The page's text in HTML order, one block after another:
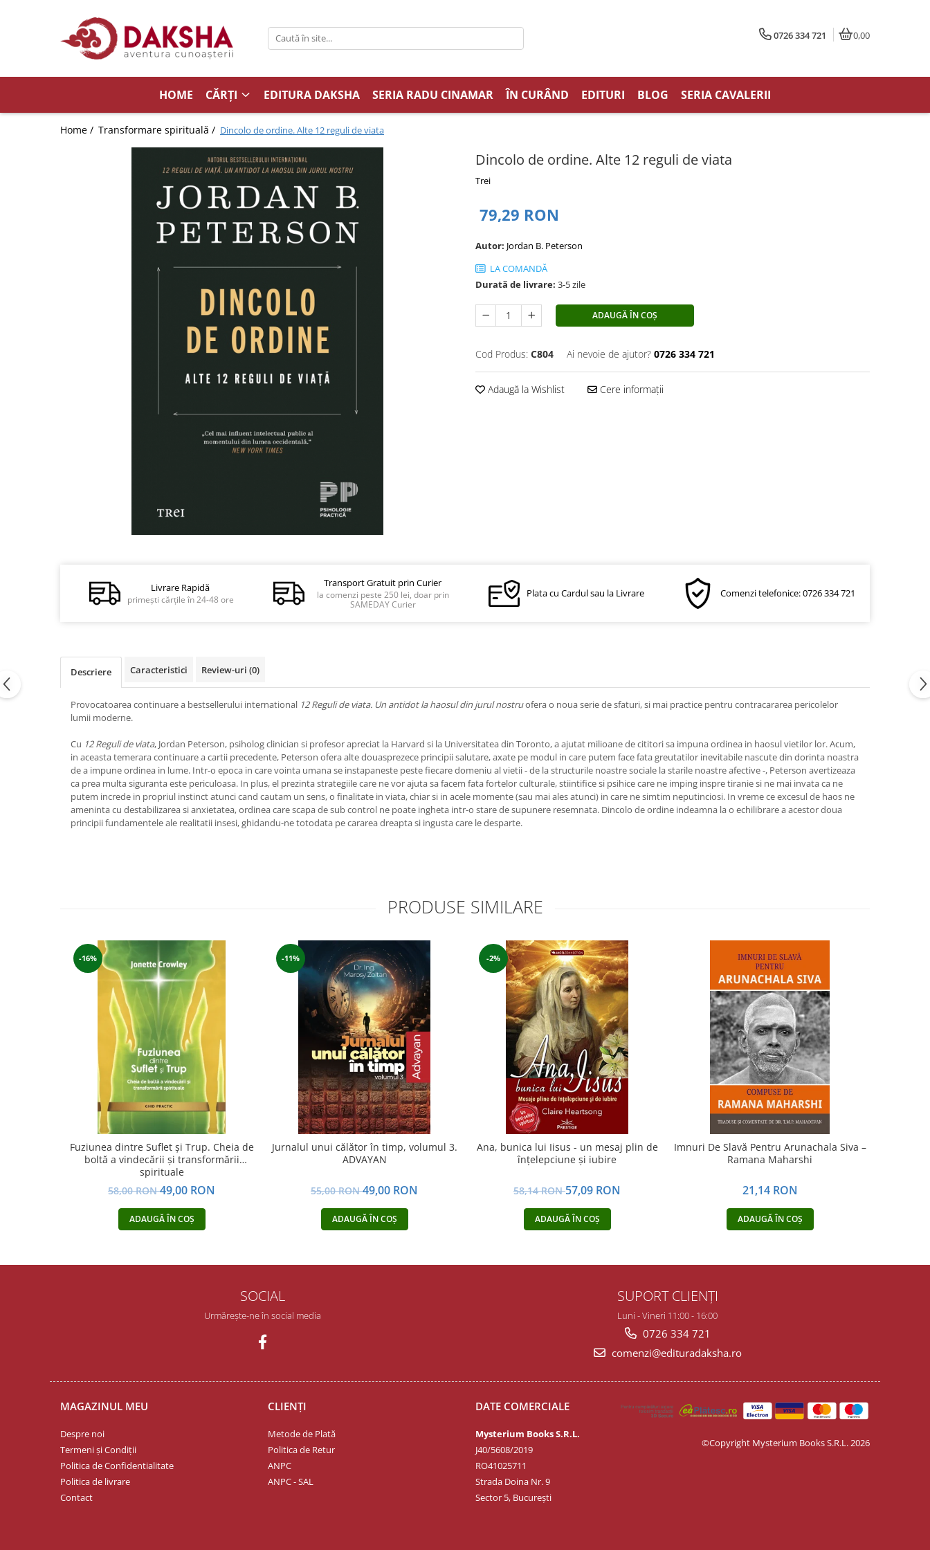
Editura Daksha
Seria Anton Parks
Relații de cuplu
Erotism
Psihologie practică
Lumea îngerilor
Seria Masaru Emoto
Inspiraţie divină
Spiritualitate şi ştiinţă
0726 334 721 0,00
HOME CĂRȚI EDITURA DAKSHA SERIA RADU CINAMAR ÎN CURÂND EDITURI BLOG SERIA CAVALERII
Home / Transformare spirituală / Dincolo de ordine. Alte 12 reguli de viata
Dincolo de ordine. Alte 12 reguli de viata
Trei
79,29 RON
Autor: Jordan B. Peterson
LA COMANDĂ
Durată de livrare: 3-5 zile
ADAUGĂ ÎN COȘ
Cod Produs: C804 Ai nevoie de ajutor? 0726 334 721
Adaugă la Wishlist Cere informații
Livrare Rapidă
primești cărțile în 24-48 ore
Transport Gratuit prin Curier
la comenzi peste 250 lei, doar prin
SAMEDAY Curier
Plata cu Cardul sau la Livrare Comenzi telefonice: 0726 334 721
Descriere Caracteristici Review-uri (0)
Provocatoarea continuare a bestsellerului international 12 Reguli de viata. Un antidot la haosul din jurul nostruofera o noua serie de sfaturi, si mai practice pentru contracararea pericolelor
lumii moderne.
Cu 12 Reguli de viata, Jordan Peterson, psiholog clinician si profesor apreciat la Harvard si la Universitatea din Toronto, a ajutat milioane de cititori sa impuna ordinea in haosul vietilor lor. Acum,
in aceasta temerara continuare a cartii precedente, Peterson ofera alte douasprezece principii salutare, axate pe modul in care putem face fata greutatilor inevitabile nascute din dorinta noastra
de a impune ordinea in lume. Intr-o epoca in care vointa umana se instapaneste peste fiecare domeniu al vietii - de la structurile noastre sociale la starile noastre afective -, Peterson avertizeaza
ca prea multa siguranta este periculoasa. In plus, el prezinta strategiile care ne vor ajuta sa facem fata fortelor culturale, stiintifice si psihice care ne imping inspre tiranie si ne mai invata ca ne
putem increde in propriul instinct atunci cand cautam un sens, o finalitate in viata, chiar si in acele momente (sau mai ales atunci) in care ne simtim neputinciosi. In vreme ce excesul de haos ne
ameninta cu destabilizarea si anxietatea, ordinea care scapa de sub control ne poate ingheta intr-o stare de supunere resemnata. Dincolo de ordine indeamna la o echilibrare a acestor doua
principii fundamentele ale realitatii insesi, ghidandu-ne totodata pe cararea dreapta si ingusta care le desparte.
PRODUSE SIMILARE
-16%
Fuziunea dintre Suflet și Trup. Cheia de
boltă a vindecării și transformării
spirituale
58,00 RON49,00 RON
ADAUGĂ ÎN COȘ
-11%
Jurnalul unui călător în timp, volumul 3.
ADVAYAN
55,00 RON49,00 RON
ADAUGĂ ÎN COȘ
-2%
Ana, bunica lui Iisus - un mesaj plin de
înţelepciune şi iubire
58,14 RON57,09 RON
ADAUGĂ ÎN COȘ
Imnuri De Slavă Pentru Arunachala Siva –
Ramana Maharshi
21,14 RON
ADAUGĂ ÎN COȘ
SOCIAL
Urmărește-ne în social media
SUPORT CLIENȚI
Luni - Vineri 11:00 - 16:00
0726 334 721
comenzi@edituradaksha.ro
MAGAZINUL MEU
Despre noi
Termeni și Condiții
Politica de Confidentialitate
Politica de livrare
Contact
CLIENȚI
Metode de Plată
Politica de Retur
ANPC
ANPC - SAL
DATE COMERCIALE
Mysterium Books S.R.L.
J40/5608/2019
RO41025711
Strada Doina Nr. 9
Sector 5, București
©Copyright Mysterium Books S.R.L. 2026